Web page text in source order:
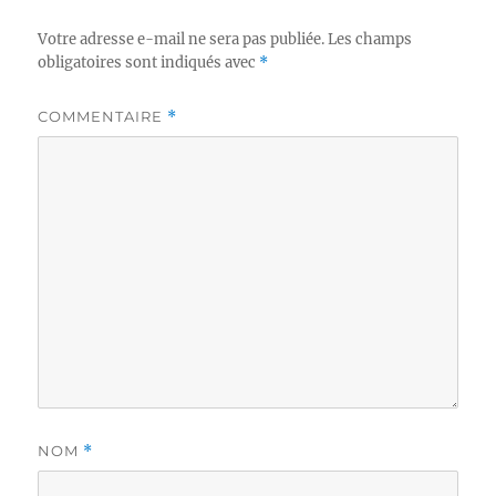
Votre adresse e-mail ne sera pas publiée. Les champs
obligatoires sont indiqués avec *
COMMENTAIRE *
NOM *